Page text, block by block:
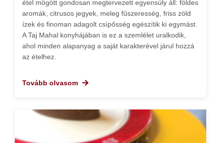
étel mögött gondosan megtervezett egyensúly áll: földes
aromák, citrusos jegyek, meleg fűszeresség, friss zöld
ízek és finoman adagolt csípősség egészítik ki egymást.
A Taj Mahal konyhájában is ez a szemlélet uralkodik,
ahol minden alapanyag a saját karakterével járul hozzá
az ételhez.
Tovább olvasom